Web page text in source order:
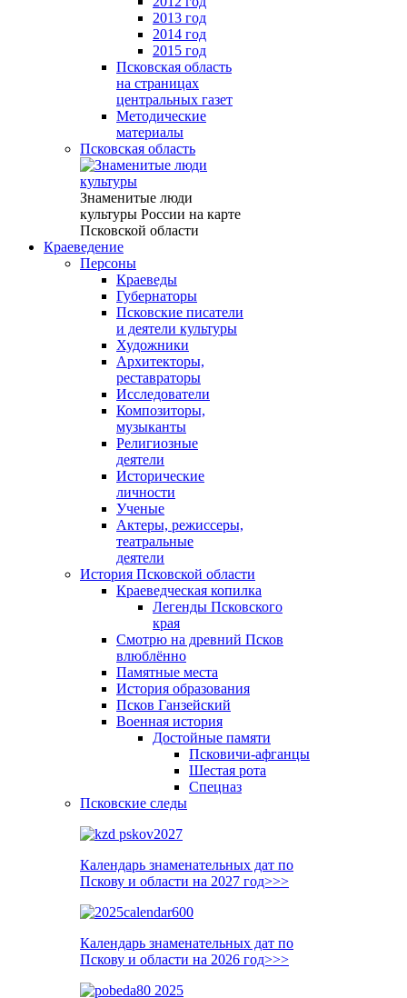
2013 год
2014 год
2015 год
Псковская область
на страницах
центральных газет
Методические
материалы
Псковская область
Знаменитые люди
культуры России на карте
Псковской области
Краеведение
Персоны
Краеведы
Губернаторы
Псковские писатели
и деятели культуры
Художники
Архитекторы,
реставраторы
Исследователи
Композиторы,
музыканты
Религиозные
деятели
Исторические
личности
Ученые
Актеры, режиссеры,
театральные
деятели
История Псковской области
Краеведческая копилка
Легенды Псковского
края
Смотрю на древний Псков
влюблённо
Памятные места
История образования
Псков Ганзейский
Военная история
Достойные памяти
Псковичи-афганцы
Шестая рота
Спецназ
Псковские следы
Календарь знаменательных дат по
Пскову и области на 2027 год>>>
Календарь знаменательных дат по
Пскову и области на 2026 год>>>